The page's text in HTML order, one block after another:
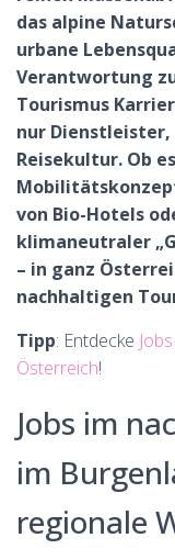
das alpine
urbane
Verantwortung
Tourismus
nur
Reisekultur. Ob
von Bio-Hotels
klimaneutraler
– in ganz
nachhaltigen
Tipp: Entdecke
Österreich!
Jobs im
im
regionale